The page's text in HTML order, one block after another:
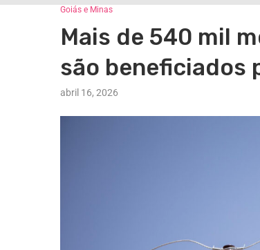
Goiás e Minas
Mais de 540 mil
são beneficiados
abril 16, 2026